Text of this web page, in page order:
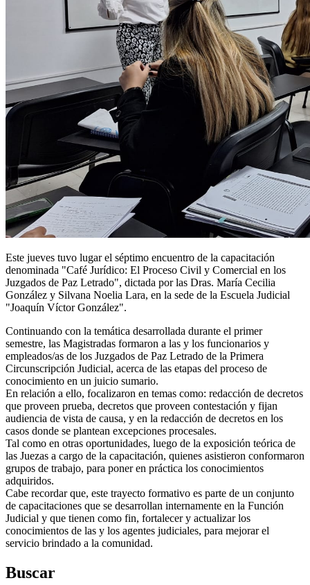
Este jueves tuvo lugar el séptimo encuentro de la capacitación
denominada "Café Jurídico: El Proceso Civil y Comercial en los
Juzgados de Paz Letrado", dictada por las Dras. María Cecilia
González y Silvana Noelia Lara, en la sede de la Escuela Judicial
"Joaquín Víctor González".
Continuando con la temática desarrollada durante el primer
semestre, las Magistradas formaron a las y los funcionarios y
empleados/as de los Juzgados de Paz Letrado de la Primera
Circunscripción Judicial, acerca de las etapas del proceso de
conocimiento en un juicio sumario.
En relación a ello, focalizaron en temas como: redacción de decretos
que proveen prueba, decretos que proveen contestación y fijan
audiencia de vista de causa, y en la redacción de decretos en los
casos donde se plantean excepciones procesales.
Tal como en otras oportunidades, luego de la exposición teórica de
las Juezas a cargo de la capacitación, quienes asistieron conformaron
grupos de trabajo, para poner en práctica los conocimientos
adquiridos.
Cabe recordar que, este trayecto formativo es parte de un conjunto
de capacitaciones que se desarrollan internamente en la Función
Judicial y que tienen como fin, fortalecer y actualizar los
conocimientos de las y los agentes judiciales, para mejorar el
servicio brindado a la comunidad.
Buscar